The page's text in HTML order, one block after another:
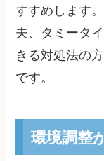
すすめします
夫、タミータ
きる対処法の
です。
環境調整